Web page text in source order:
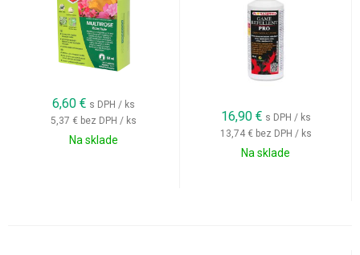
Kontaktné insekticídy
Kontaktné insekticídy pôsobia priamo po kontakte škodcu s
účinnou látkou. Sú vhodné najmä pri viditeľnom výskyte
Ich výhodou je:
rýchly nástup účinku,
spoľahlivý zásah proti aktívnym škodcom,
6,60 € s DPH / ks
5,37 € bez DPH / ks
Na sklade
16,90 € s DPH / ks
13,74 € bez DPH / ks
Na sklade